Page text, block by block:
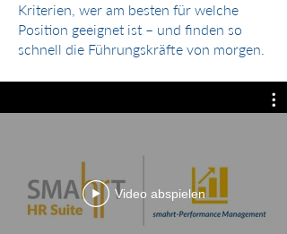
Kriterien, wer am besten für welche
Position geeignet ist – und finden so
schnell die Führungskräfte von morgen.
Video abspielen